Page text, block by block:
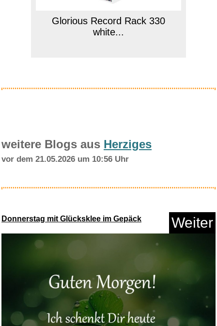
Glorious Record Rack 330
white...
weitere Blogs aus Herziges
vor dem 21.05.2026 um 10:56 Uhr
Donnerstag mit Glücksklee im Gepäck Weiter